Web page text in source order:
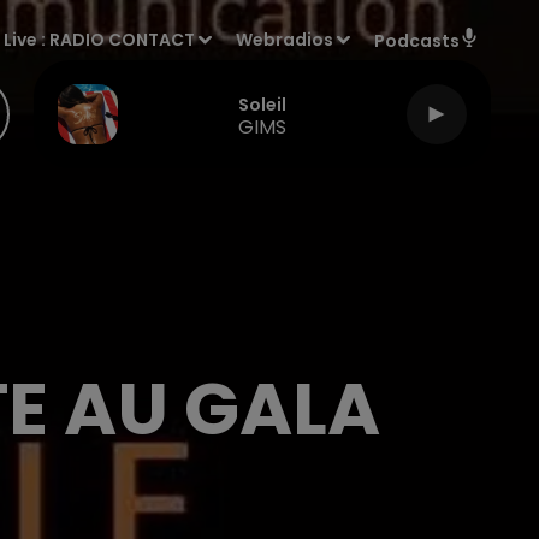
Live : RADIO CONTACT Webradios Podcasts
Soleil
GIMS
AU GALA